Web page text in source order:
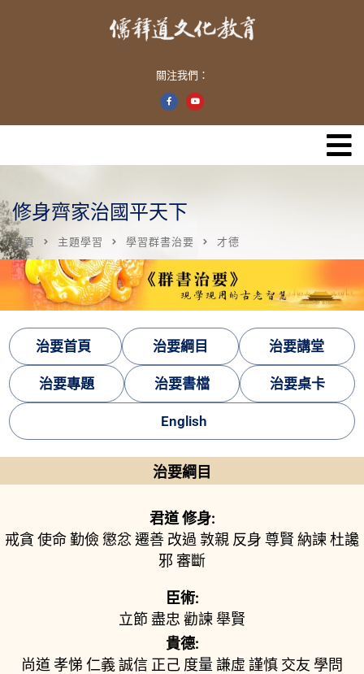
關注我們：
修身齊家治國平天下
首頁 主題學習 學習群書治要 才德
治要首頁 治要綱目 治要講堂
治要專題 治要書檔 治要桌卡
English
治要綱目
君道 修身:
戒貪使命勤儉懲忿 遷善 改過 敦親 反身 尊賢納諫 杜讒
邪 審斷
臣術:
立節盡忠 勸諫 舉賢
貴德:
尚道 孝悌 仁義 誠信 正己 度量 謙虛 謹慎 交友 學問